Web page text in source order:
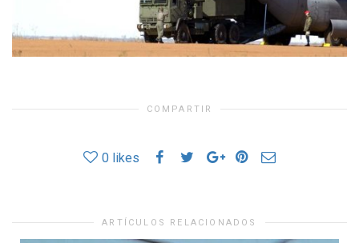
COMPARTIR
0 likes
ARTÍCULOS RELACIONADOS